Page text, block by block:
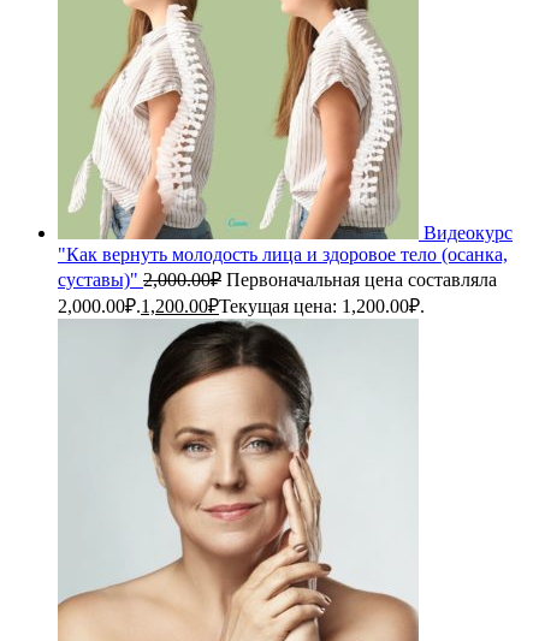
Видеокурс
"Как вернуть молодость лица и здоровое тело (осанка,
суставы)" 2,000.00₽ Первоначальная цена составляла
2,000.00₽.1,200.00₽Текущая цена: 1,200.00₽.